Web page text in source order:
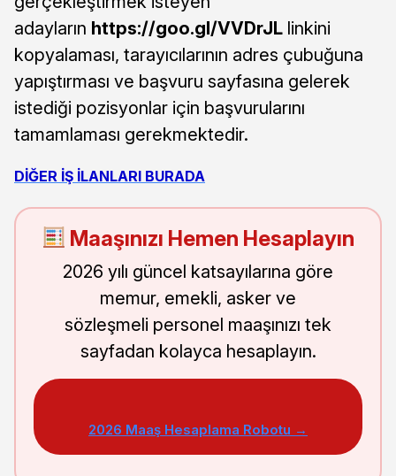
adayların https://goo.gl/VVDrJL linkini
kopyalaması, tarayıcılarının adres çubuğuna
yapıştırması ve başvuru sayfasına gelerek
istediği pozisyonlar için başvurularını
tamamlaması gerekmektedir.
DİĞER İŞ İLANLARI BURADA
Maaşınızı Hemen Hesaplayın
2026 yılı güncel katsayılarına göre
memur, emekli, asker ve
sözleşmeli personel maaşınızı tek
sayfadan kolayca hesaplayın.
2026 Maaş Hesaplama Robotu →